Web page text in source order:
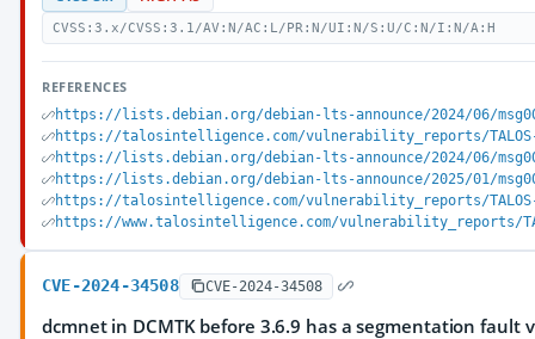
CVSS:3.x/CVSS:3.1/AV:N/AC:L/PR:N/UI:N/S:U/C:N/I:N/A:H
REFERENCES
https://lists.debian.org/debian-lts-announce/2024/06/
https://talosintelligence.com/vulnerability_reports/TALOS-
https://lists.debian.org/debian-lts-announce/2024/06/
https://lists.debian.org/debian-lts-announce/2025/01/
https://talosintelligence.com/vulnerability_reports/TALOS-
https://www.talosintelligence.com/vulnerability_reports/
CVE-2024-34508 CVE-2024-34508
dcmnet in DCMTK before 3.6.9 has a segmentation fault